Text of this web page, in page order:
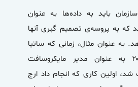
باید به داده‌ها به عنوان
که به پروسه‌ی تصمیم گیری آنها
به عنوان مثال، زمانی که ساتیا
نادلا در سال ۲۰۱۴ به عنوان مدیر مایکروسافت
شد، اولین کاری که انجام داد ارج